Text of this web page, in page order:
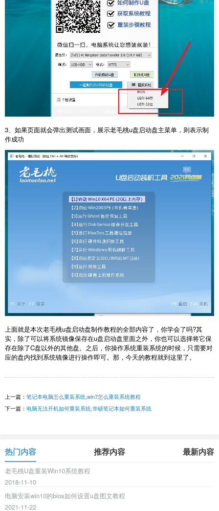
3、如果页面就会弹出测试画面，展示老毛桃u盘启动盘主菜单，则表示制
作成功
上面就是本次老毛桃u盘启动盘制作教程的全部内容了，你学会了吗?其
实，除了可以将系统镜像保存在u盘启动盘里面之外，你也可以选择将它保
存在除了C盘以外的其他盘。之后，你操作系统重装系统的时候，只需要对
应的盘内找到系统镜像进行操作即可。那，今天的教程就到这里了。
上一篇： 笔记本电脑怎么重装系统,win7怎么重装系统教程
下一篇： 电脑无法开机如何重装系统,华硕笔记本如何重装系统
热门内容 推荐内容 最新内容
老毛桃U盘重装Win10系统教程
2018-11-10
电脑安装win10的bios如何设置u盘图文教程
2021-11-22